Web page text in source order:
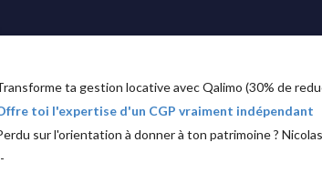
ta gestion locative avec Qalimo (30% de
toi l'expertise d'un CGP vraiment indépendant
sur l'orientation à donner à ton patrimoine ?